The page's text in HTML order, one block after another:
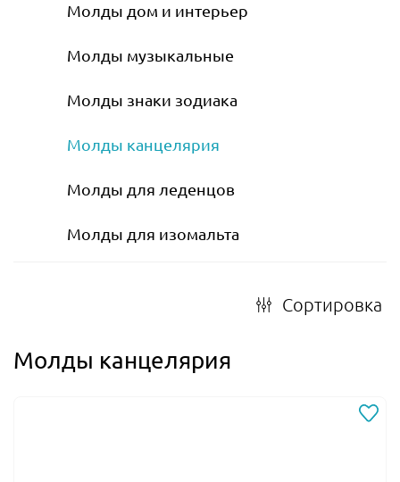
Молды дом и интерьер
Молды музыкальные
Молды знаки зодиака
Молды канцелярия
Молды для леденцов
Молды для изомальта
Сортировка
Молды канцелярия